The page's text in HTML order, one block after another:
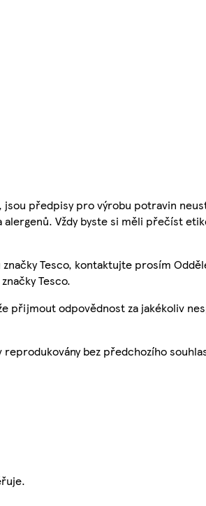
předpisy pro výrobu potravin
Vždy byste si měli přečíst
Tesco, kontaktujte prosím
Tesco.
přijmout odpovědnost za jakékoliv
bez předchozího